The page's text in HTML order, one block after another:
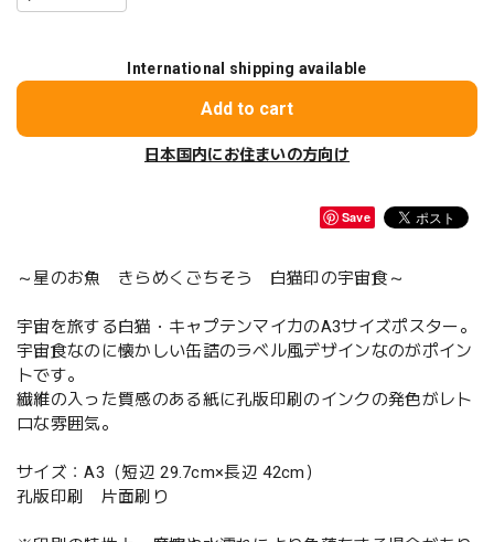
International shipping available
Add to cart
日本国内にお住まいの方向け
Save
～星のお魚 きらめくごちそう 白猫印の宇宙食～
宇宙を旅する白猫・キャプテンマイカのA3サイズポスター。
宇宙食なのに懐かしい缶詰のラベル風デザインなのがポイン
トです。
繊維の入った質感のある紙に孔版印刷のインクの発色がレト
ロな雰囲気。
サイズ：A3（短辺 29.7cm×長辺 42cm）
孔版印刷 片面刷り